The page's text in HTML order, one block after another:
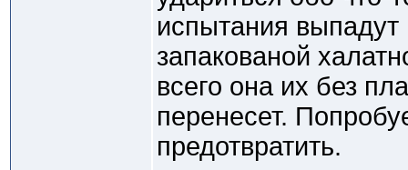
испытания
запакованой
всего она их без
перенесет.
предотвратить.